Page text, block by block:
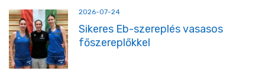
2026-07-24
Sikeres Eb-szereplés vasasos
főszereplőkkel